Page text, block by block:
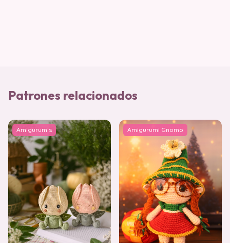
Patrones relacionados
Amigurumis Amigurumi Gnomo